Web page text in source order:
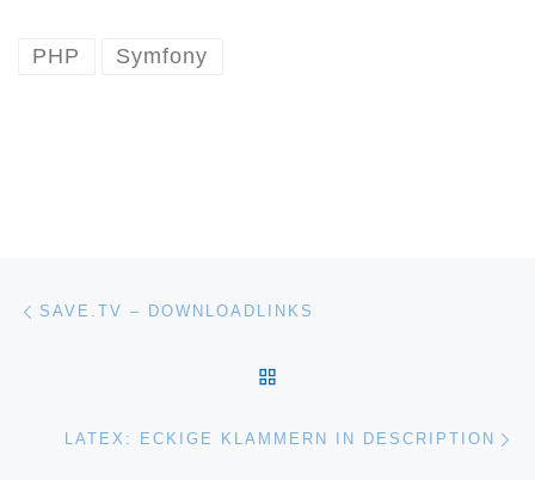
PHP Symfony
Post navigation
SAVE.TV – DOWNLOADLINKS
LATEX: ECKIGE KLAMMERN IN DESCRIPTION